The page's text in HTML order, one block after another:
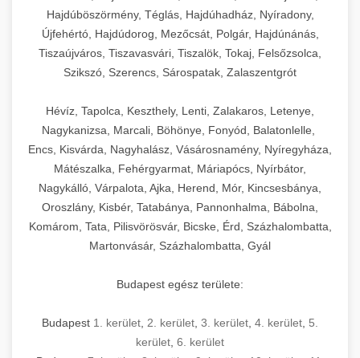
Hajdúböszörmény, Téglás, Hajdúhadház, Nyíradony,
Újfehértó, Hajdúdorog, Mezőcsát, Polgár, Hajdúnánás,
Tiszaújváros, Tiszavasvári, Tiszalök, Tokaj, Felsőzsolca,
Szikszó, Szerencs, Sárospatak, Zalaszentgrót
Hévíz, Tapolca, Keszthely, Lenti, Zalakaros, Letenye,
Nagykanizsa, Marcali, Böhönye, Fonyód, Balatonlelle,
Encs, Kisvárda, Nagyhalász, Vásárosnamény, Nyíregyháza,
Mátészalka, Fehérgyarmat, Máriapócs, Nyírbátor,
Nagykálló, Várpalota, Ajka, Herend, Mór, Kincsesbánya,
Oroszlány, Kisbér, Tatabánya, Pannonhalma, Bábolna,
Komárom, Tata, Pilisvörösvár, Bicske, Érd, Százhalombatta,
Martonvásár, Százhalombatta, Gyál
Budapest egész területe:
Budapest 1. kerület 2. kerület 3. kerület 4. kerület 5.
kerület 6. kerület